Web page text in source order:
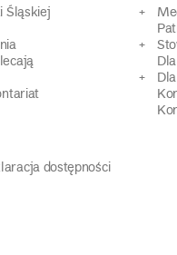
Śląskiej
dostępności